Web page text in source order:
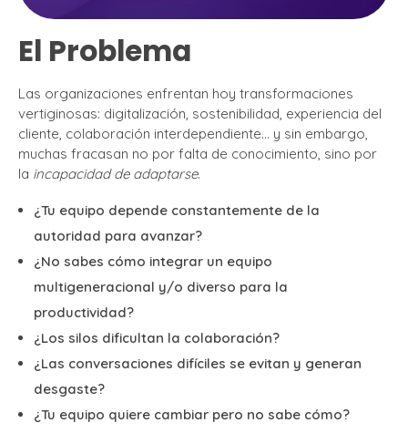
El Problema
Las organizaciones enfrentan hoy transformaciones
vertiginosas: digitalización, sostenibilidad, experiencia del
cliente, colaboración interdependiente… y sin embargo,
muchas fracasan no por falta de conocimiento, sino por
la incapacidad de adaptarse.
¿Tu equipo depende constantemente de la
autoridad para avanzar?
¿No sabes cómo integrar un equipo
multigeneracional y/o diverso para la
productividad?
¿Los silos dificultan la colaboración?
¿Las conversaciones difíciles se evitan y generan
desgaste?
¿Tu equipo quiere cambiar pero no sabe cómo?